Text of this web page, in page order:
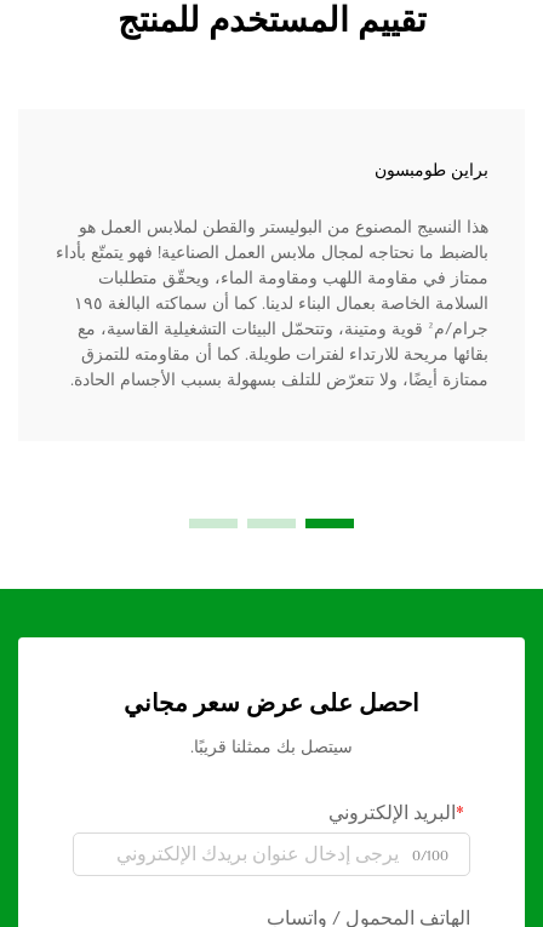
تقييم المستخدم للمنتج
براين طومبسون
هذا النسيج المصنوع من البوليستر والقطن لملابس العمل هو
بالضبط ما نحتاجه لمجال ملابس العمل الصناعية! فهو يتمتّع بأداء
ممتاز في مقاومة اللهب ومقاومة الماء، ويحقّق متطلبات
السلامة الخاصة بعمال البناء لدينا. كما أن سماكته البالغة ١٩٥
جرام/م² قوية ومتينة، وتتحمّل البيئات التشغيلية القاسية، مع
بقائها مريحة للارتداء لفترات طويلة. كما أن مقاومته للتمزق
ممتازة أيضًا، ولا تتعرّض للتلف بسهولة بسبب الأجسام الحادة.
احصل على عرض سعر مجاني
سيتصل بك ممثلنا قريبًا.
البريد الإلكتروني
0/100
الهاتف المحمول / واتساب